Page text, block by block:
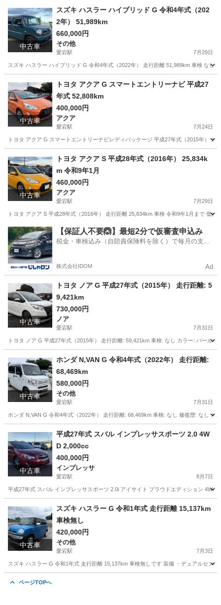
愛宕駅 N-BOX 走行距離
中古車
スズキ ハスラー ハイブリッド G 令和4年式（202
2年） 51,989km
660,000円
その他
愛宕駅 7月29日
スズキ ハスラー ハイブリッド G 令和4年式（2022年） 走行距離 51,989km 車検 な
愛宕駅 ハスラー
中古車
トヨタ アクア G スマートエントリーナビ 平成27
年式 52,808km
400,000円
アクア
愛宕駅 7月24日
トヨタ アクア G スマートエントリーナビレディパッケージ 平成27年式（2015年）
愛宕駅 走行距離
中古車
トヨタ アクア S 平成28年式（2016年） 25,834k
m 令和9年1月
460,000円
アクア
愛宕駅 7月29日
トヨタ アクア S 平成28年式（2016年） 走行距離 25,834km 車検 令和9年1月まで 低
千葉 野田市 愛宕駅 アクア 走行距離
【保証人不要🙆】最短2分で仮審査申込み
税金・車検込み（自賠責保険料を除く）で毎月の支払
株式会社IDOM Ad
中古車
トヨタ ノア G 平成27年式（2015年） 走行距離: 5
9,421km
730,000円
ノア
愛宕駅 7月31日
トヨタ ノア G 平成27年式（2015年） 走行距離: 59,421km 車検: なし カラー: パール
愛宕駅 走行距離
中古車
ホンダ N,VAN G 令和4年式（2022年） 走行距離:
68,469km
580,000円
その他
愛宕駅 7月31日
ホンダ N,VAN G 令和4年式（2022年） 走行距離: 68,469km 車検: なし 修復歴: なし
愛宕駅 その他 VAN
中古車
平成27年式 スバル インプレッサスポーツ 2.0 4W
D 2,000cc
400,000円
インプレッサ
愛宕駅 8月7日
平成27年式 スバル インプレッサスポーツ 2.0i アイサイト プラウドエディション
愛宕駅 インプレッサ
中古車
スズキ ハスラー G 令和1年式 走行距離 15,137km
車検無し
420,000円
その他
愛宕駅 7月3日
スズキ ハスラー G 令和1年式 走行距離 15,137km 車検無しです 装備 ・デュアルセン
ページTOPへ